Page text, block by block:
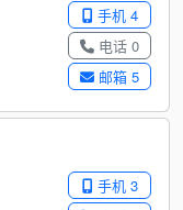
手机 4
电话 0
邮箱 5
手机 3